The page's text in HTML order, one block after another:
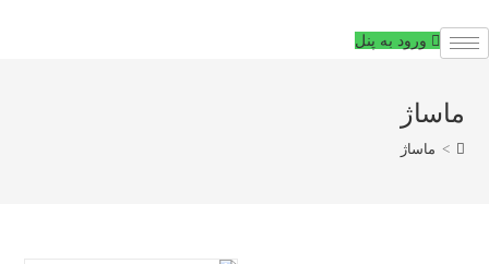
به
ورود به پنل
ماساژ
> ماساژ